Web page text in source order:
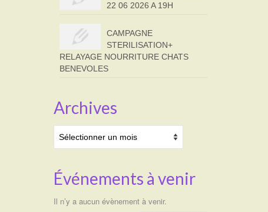
22 06 2026 A 19H
CAMPAGNE
STERILISATION+
RELAYAGE NOURRITURE CHATS
BENEVOLES
Archives
Événements à venir
Il n’y a aucun évènement à venir.